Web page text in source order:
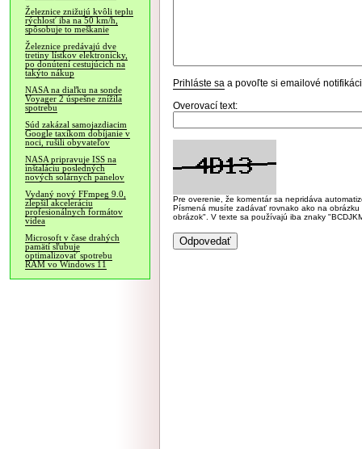
Železnice znižujú kvôli teplu
rýchlosť iba na 50 km/h,
spôsobuje to meškanie
Železnice predávajú dve
tretiny lístkov elektronicky,
po donútení cestujúcich na
takýto nákup
NASA na diaľku na sonde
Voyager 2 úspešne znížila
spotrebu
Súd zakázal samojazdiacim
Google taxíkom dobíjanie v
noci, rušili obyvateľov
NASA pripravuje ISS na
inštaláciu posledných
nových solárnych panelov
Vydaný nový FFmpeg 9.0,
zlepšil akceleráciu
profesionálnych formátov
videa
Microsoft v čase drahých
pamätí sľubuje
optimalizovať spotrebu
RAM vo Windows 11
Prihláste sa a povoľte si emailové
Overovací text:
Pre overenie, že komentár sa nepridáva
Písmená musíte zadávať rovnako ako na
obrázok". V texte sa používajú iba znaky